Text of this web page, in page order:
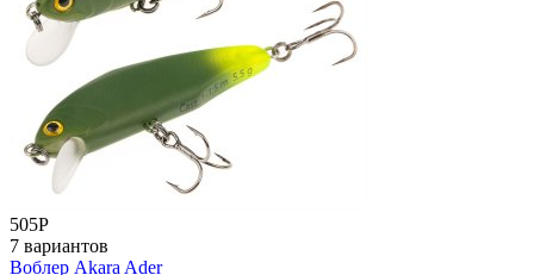
505Р
7 вариантов
Воблер Akara Ader